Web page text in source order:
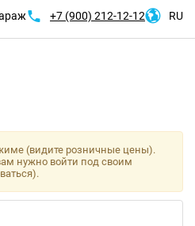
+7 (900) 212-12-12 RU
(видите розничные цены).
нужно войти под своим